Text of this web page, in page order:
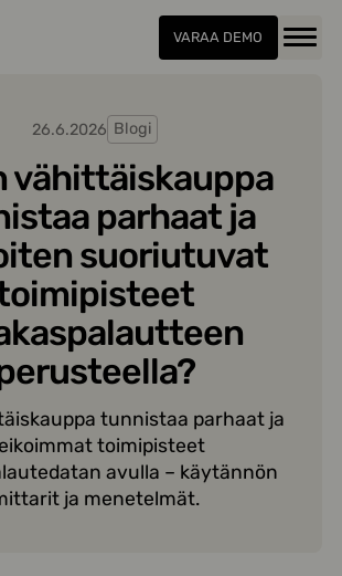
VARAA DEMO Menu
26.6.2026 Blogi
vähittäiskauppa
parhaat ja
suoriutuvat
tunnistaa parhaat ja
toimipisteet
avulla – käytännön
ja menetelmät.